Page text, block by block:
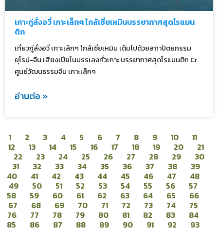
เกาะกู่ลั่งอวี่ เกาะเล็กๆ ใกล้เซี่ยเหมินบรรยากาศสุดโรแมน
ติก
เที่ยวกู่ลั่งอวี่ เกาะเล็กๆ ใกล้เซี่ยเหมิน เต็มไปด้วยสถาปัตยกรรม
ยุโรป-จีน เสียงเปียโนบรรเลงทั่วเกาะ บรรยากาศสุดโรแมนติก Cr.
ศูนย์วัฒนธรรมจีน เกาะเล็กๆ
อ่านต่อ »
1 2 3 4 5 6 7 8 9 10
11
12
13 14 15 16 17 18 19 20
21
22
23 24 25 26 27 28 29
30
31
32 33 34 35 36 37 38
39
40
41 42 43 44 45 46 47
48
49
50 51 52 53 54 55 56
57
58
59 60 61 62 63 64 65
66
67
68 69 70 71 72 73 74
75
76
77 78 79 80 81 82 83
84
85
86 87 88 89 90 91 92
93